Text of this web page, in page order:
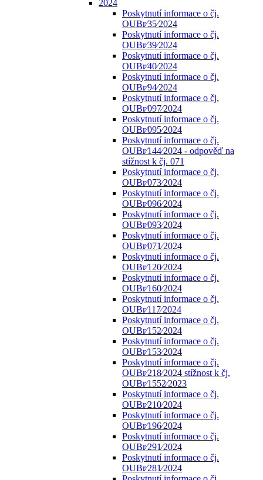
2024
Poskytnutí informace o čj.
OUBr⁄35⁄2024
Poskytnutí informace o čj.
OUBr⁄39⁄2024
Poskytnutí informace o čj.
OUBr⁄40⁄2024
Poskytnutí informace o čj.
OUBr⁄94⁄2024
Poskytnutí informace o čj.
OUBr⁄097⁄2024
Poskytnutí informace o čj.
OUBr⁄095⁄2024
Poskytnutí informace o čj.
OUBr⁄144⁄2024 - odpověď na
stížnost k čj. 071
Poskytnutí informace o čj.
OUBr⁄073⁄2024
Poskytnutí informace o čj.
OUBr⁄096⁄2024
Poskytnutí informace o čj.
OUBr⁄093⁄2024
Poskytnutí informace o čj.
OUBr⁄071⁄2024
Poskytnutí informace o čj.
OUBr⁄120⁄2024
Poskytnutí informace o čj.
OUBr⁄160⁄2024
Poskytnutí informace o čj.
OUBr⁄117⁄2024
Poskytnutí informace o čj.
OUBr⁄152⁄2024
Poskytnutí informace o čj.
OUBr⁄153⁄2024
Poskytnutí informace o čj.
OUBr⁄218⁄2024 stížnost k čj.
OUBr⁄1552⁄2023
Poskytnutí informace o čj.
OUBr⁄210⁄2024
Poskytnutí informace o čj.
OUBr⁄196⁄2024
Poskytnutí informace o čj.
OUBr⁄291⁄2024
Poskytnutí informace o čj.
OUBr⁄281⁄2024